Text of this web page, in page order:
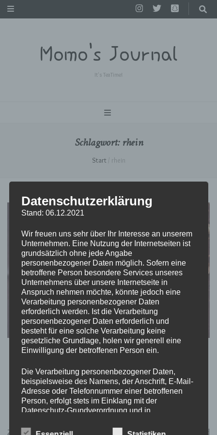
Momo's Journal
It's TeaTime!
Schlagwort:rhein
Start / rhein
JOURNAL
Lost Place: Der alte Gutshof am
stillen Meiler
vonMomo aktualisiert am Juni 7, 2022
Zerbrochene Fenster, offene Türen, verwüstete Innenräume und
Datenschutzerklärung
Stand: 06.12.2021
Wir freuen uns sehr über Ihr Interesse an unserem
Unternehmen. Eine Nutzung der Internetseiten ist
grundsätzlich ohne jede Angabe
personenbezogener Daten möglich. Sofern eine
betroffene Person besondere Services unseres
Unternehmens über unsere Internetseite in
Anspruch nehmen möchte, könnte jedoch eine
Verarbeitung personenbezogener Daten
erforderlich werden. Ist die Verarbeitung
personenbezogener Daten erforderlich und
besteht für eine solche Verarbeitung keine
gesetzliche Grundlage, holen wir generell eine
Einwilligung der betroffenen Person ein.
Die Verarbeitung personenbezogener Daten,
beispielsweise des Namens, der Anschrift, E-Mail-
Adresse oder Telefonnummer einer betroffenen
Person, erfolgt stets im Einklang mit der
Datenschutz-Grundverordnung und in
landesspezifischen Datenschutzbestimmungen.